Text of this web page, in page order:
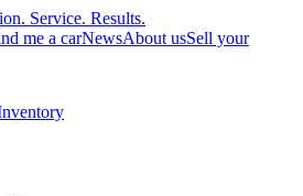
Service. Results.
me a carNewsAbout usSell your